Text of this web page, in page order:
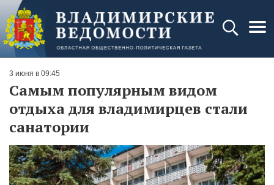
3 июня в 09:45
Самым популярным видом
отдыха для владимирцев стали
санатории